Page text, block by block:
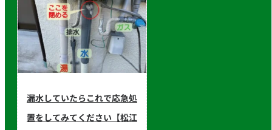
漏水していたらこれで応急処
置をしてみてください【松江